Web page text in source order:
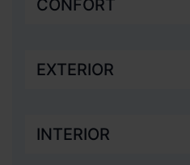
CONFORT
EXTERIOR
INTERIOR